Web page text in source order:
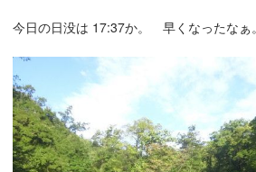
今日の日没は 17:37か。 早くなったなぁ。